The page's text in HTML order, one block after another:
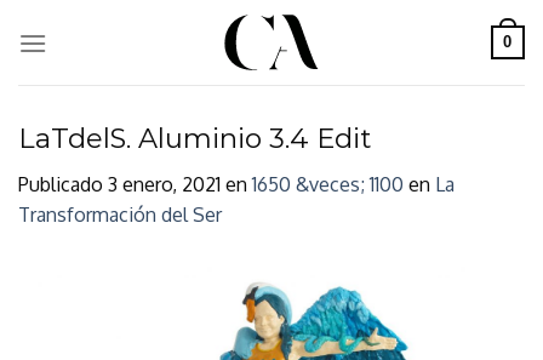
0
LaTdelS. Aluminio 3.4 Edit
Publicado 3 enero, 2021 en1650 &veces; 1100 en La
Transformación del Ser